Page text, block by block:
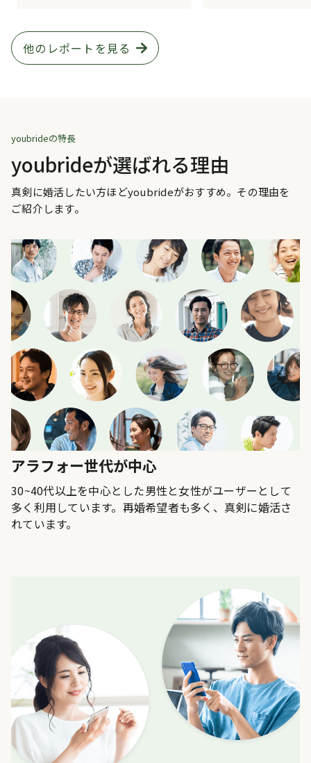
他のレポートを見る
youbrideの特長
youbrideが選ばれる理由
真剣に婚活したい方ほどyoubrideがおすすめ。その理由を
ご紹介します。
アラフォー世代が中心
30~40代以上を中心とした男性と女性がユーザーとして
多く利用しています。再婚希望者も多く、真剣に婚活さ
れています。